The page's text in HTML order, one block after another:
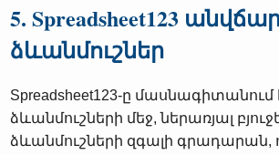
5. Spreadsheet123
ձևանմուշներ
Spreadsheet123-ը մասնագիտանում
ձևանմուշների մեջ, ներառյալ
ձևանմուշների զգալի գրադարան,